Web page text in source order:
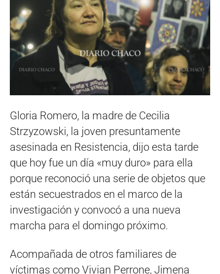
Gloria Romero, la madre de Cecilia
Strzyzowski, la joven presuntamente
asesinada en Resistencia, dijo esta tarde
que hoy fue un día «muy duro» para ella
porque reconoció una serie de objetos que
están secuestrados en el marco de la
investigación y convocó a una nueva
marcha para el domingo próximo.
Acompañada de otros familiares de
víctimas como Vivian Perrone, Jimena